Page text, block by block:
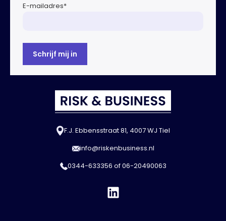
E-mailadres*
F.J. Ebbensstraat 81, 4007 WJ Tiel
info@riskenbusiness.nl
0344-633356 of06-20490063